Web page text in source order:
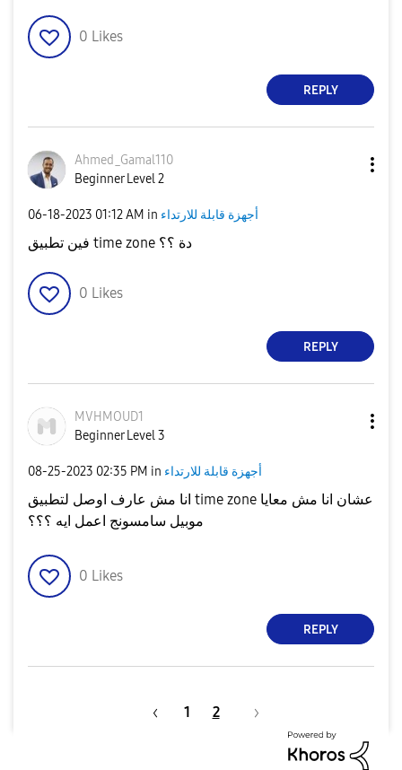
0 Likes
REPLY
Ahmed_Gamal110
Beginner Level 2
‎06-18-2023 01:12 AM in أجهزة قابلة للارتداء
فين تطبيق time zone دة ؟؟
0 Likes
REPLY
MVHMOUD1
Beginner Level 3
‎08-25-2023 02:35 PM in أجهزة قابلة للارتداء
انا مش عارف اوصل لتطبيق time zone عشان انا مش معايا
موبيل سامسونج اعمل ايه ؟؟؟
0 Likes
REPLY
1 2